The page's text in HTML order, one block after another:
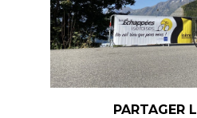
PARTAGER